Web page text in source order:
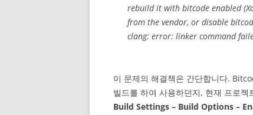
rebuild it with bitcode enabled
from the vendor, or disable
clang: error: linker command
이 문제의 해결책은 간단합니다.
빌드를 하여 사용하던지, 현재 프로
Build Settings – Build Options –